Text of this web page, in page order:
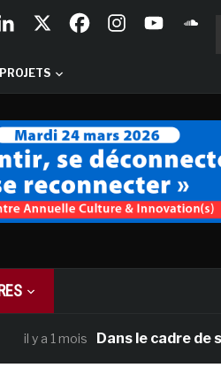
mois Dans le cadre de sa